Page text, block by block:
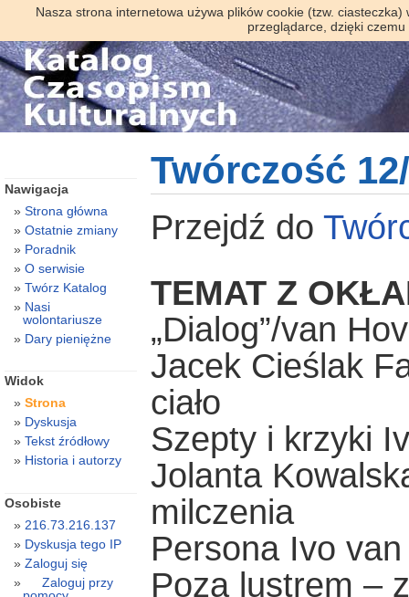
Nasza strona internetowa używa plików cookie (tzw.
przeglądarce, dzięki
Twórczość
Przejdź do
TEMAT Z
„Dialog”/van
Jacek Cieślak
ciało
Szepty i krzyki
Jolanta
milczenia
Persona Ivo van
Poza lustrem –
Nawigacja
Strona główna
Ostatnie zmiany
Poradnik
O serwisie
Twórz Katalog
Nasi
wolontariusze
Dary pieniężne
Widok
Strona
Dyskusja
Tekst źródłowy
Historia i autorzy
Osobiste
216.73.216.137
Dyskusja tego IP
Zaloguj się
Zaloguj przy